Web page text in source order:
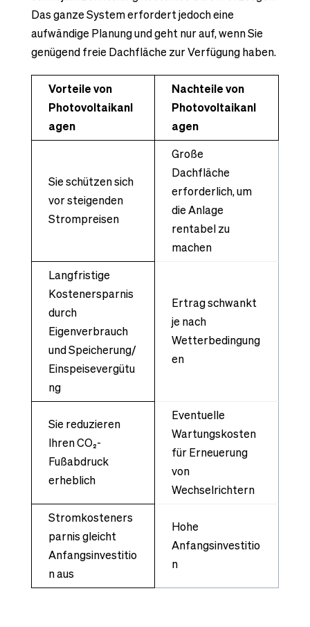
Das ganze System erfordert jedoch eine
aufwändige Planung und geht nur auf, wenn Sie
genügend freie Dachfläche zur Verfügung haben.
Vorteile von
Photovoltaikanl
agen
Nachteile von
Photovoltaikanl
agen
Sie schützen sich
vor steigenden
Strompreisen
Große
Dachfläche
erforderlich, um
die Anlage
rentabel zu
machen
Langfristige
Kostenersparnis
durch
Eigenverbrauch
und Speicherung/
Einspeisevergütu
ng
Ertrag schwankt
je nach
Wetterbedingung
en
Sie reduzieren
Ihren CO₂-
Fußabdruck
erheblich
Eventuelle
Wartungskosten
für Erneuerung
von
Wechselrichtern
Stromkosteners
parnis gleicht
Anfangsinvestitio
n aus
Hohe
Anfangsinvestitio
n